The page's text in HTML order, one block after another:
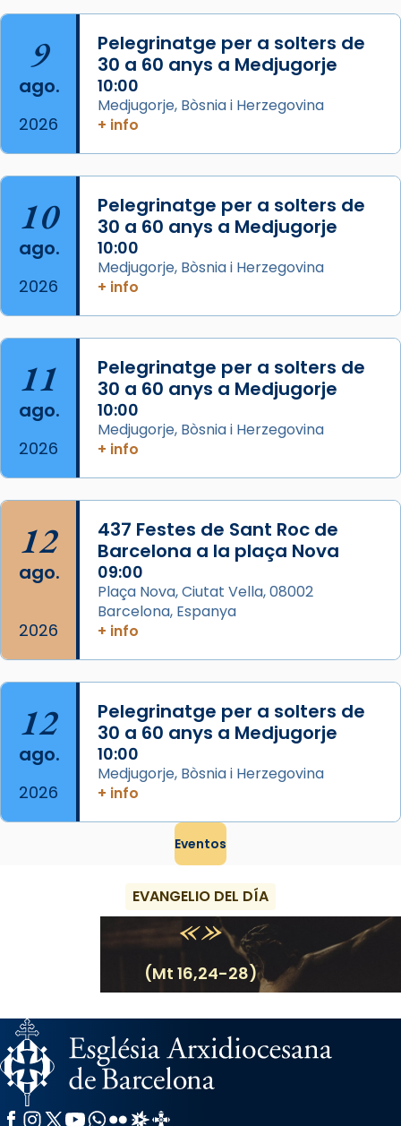
L’arquebisbe de Barcelona, el cardenal Joan
Josep Omella, ha presidit la missa i l’ha
concelebrat el bisbe auxiliar de Barcelona,
Mons. David Abadías.
📸 Dr. G. Simón
Foto
Arquebisbat de Barcelona
2 weeks ago
Memòria de les santes Juliana i
Acompanyant la història de sant Cugat, a
partir de l’Edat Mitjana sorgeix la tradició
que les santes Juliana (“relatiu a Júlia”) i
Semproniana (“relatiu a Semprònia =
eterna”) són deixebles seves. I l’any 1667, el
frare Joan Gaspar Roig, afirma en una obra
que les santes són filles de l’antiga Iluro.
Mataró en reivindicarà les relíq
Foto
View on Facebook · Share
9
ago.
2026
Pelegrinatge per a solters de
30 a 60 anys a Medjugorje
10:00
Medjugorje, Bòsnia i Herzegovina
+ info
10
ago.
2026
Pelegrinatge per a solters de
30 a 60 anys a Medjugorje
10:00
Medjugorje, Bòsnia i Herzegovina
+ info
11
ago.
2026
Pelegrinatge per a solters de
30 a 60 anys a Medjugorje
10:00
Medjugorje, Bòsnia i Herzegovina
+ info
12
ago.
2026
437 Festes de Sant Roc de
Barcelona a la plaça Nova
09:00
Plaça Nova, Ciutat Vella, 08002
Barcelona, Espanya
+ info
12
ago.
2026
Pelegrinatge per a solters de
30 a 60 anys a Medjugorje
10:00
Medjugorje, Bòsnia i Herzegovina
+ info
Eventos
EVANGELIO DEL DÍA
(Mt 16,24-28)
Facebook
Instagram
X / Twitter
YouTube
WhatsApp
FlickrRadio Estel
Catalunya Cristiana